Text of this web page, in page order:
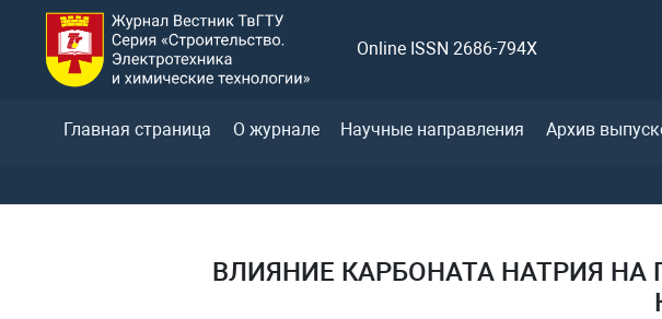
Online ISSN 2686-794X
Главная страница О журнале Научные направления Архив
ВЛИЯНИЕ КАРБОНАТА НАТРИЯ